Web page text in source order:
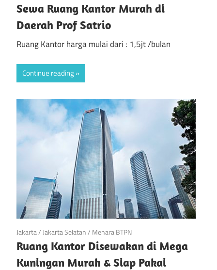
Sewa Ruang Kantor Murah di
Daerah Prof Satrio
Ruang Kantor harga mulai dari : 1,5jt /bulan
Continue reading
April 21, 2019
Jakarta/ Jakarta Selatan/ Menara BTPN
Ruang Kantor Disewakan di Mega
Kuningan Murah & Siap Pakai